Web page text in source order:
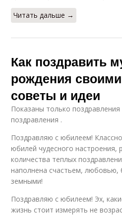
Конкретный мужчина
Читать дальше →
Как поздравить
рождения
советы и идеи
Показаны только
поздравления .
Поздравляю с юбилеем!
юбилей чудесного настроения,
количества теплых
наполнена счастьем, любовью,
земными!
Поздравляю с юбилеем! Эх,
жизнь стоит измерять не